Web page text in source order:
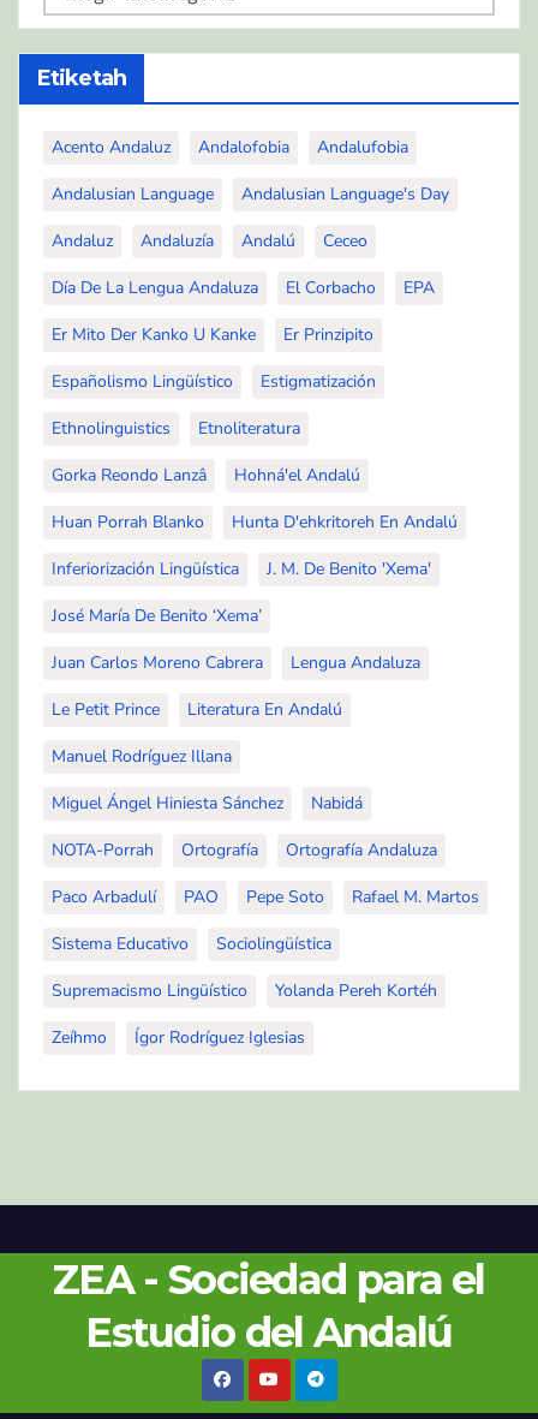
Etiketah
Acento Andaluz Andalofobia Andalufobia
Andalusian Language Andalusian Language's Day
Andaluz Andaluzía Andalú Ceceo
Día De La Lengua Andaluza El Corbacho EPA
Er Mito Der Kanko U Kanke Er Prinzipito
Españolismo Lingüístico Estigmatización
Ethnolinguistics Etnoliteratura
Gorka Reondo Lanzâ Hohná'el Andalú
Huan Porrah Blanko Hunta D'ehkritoreh En Andalú
Inferiorización Lingüística J. M. De Benito 'Xema'
José María De Benito ‘Xema’
Juan Carlos Moreno Cabrera Lengua Andaluza
Le Petit Prince Literatura En Andalú
Manuel Rodríguez Illana
Miguel Ángel Hiniesta Sánchez Nabidá
NOTA-Porrah Ortografía Ortografía Andaluza
Paco Arbadulí PAO Pepe Soto Rafael M. Martos
Sistema Educativo Sociolingüística
Supremacismo Lingüístico Yolanda Pereh Kortéh
Zeíhmo Ígor Rodríguez Iglesias
ZEA - Sociedad para el
Estudio del Andalú